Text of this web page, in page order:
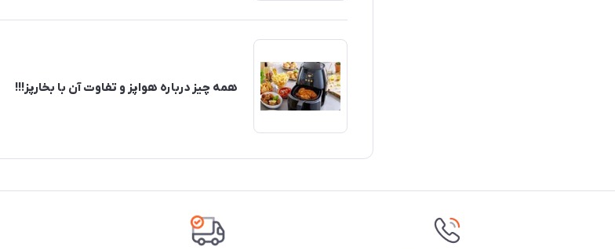
همه چیز درباره هواپز و تفاوت آن با بخارپز!!!